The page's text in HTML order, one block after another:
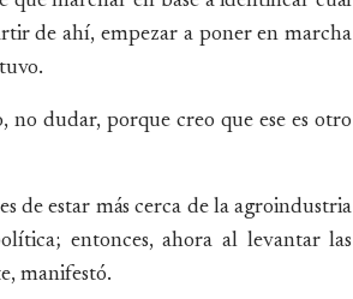
de ahí, empezar a poner en marcha
no dudar, porque creo que ese es otro
de estar más cerca de la agroindustria
entonces, ahora al levantar las
manifestó.